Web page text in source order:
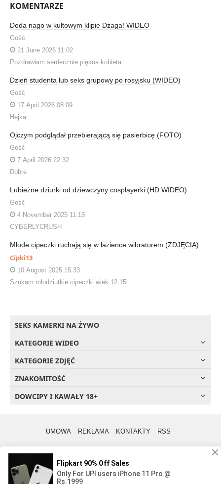
KOMENTARZE
Doda nago w kultowym klipie Dżaga! WIDEO
Gość
21 June 2026 11:02
Pozdrawiam serdecznie piękna kobieta
Dzień studenta lub seks grupowy po rosyjsku (WIDEO)
Gość
17 April 2026 08:09
Hejka
Ojczym podglądał przebierającą się pasierbicę (FOTO)
Gość
7 April 2026 22:32
Dobre
Lubieżne dziurki od dziewczyny cosplayerki (HD WIDEO)
Gość
4 November 2025 11:15
CYBERLYCRUSH
Młode cipeczki ruchają się w łazience wibratorem (ZDJĘCIA)
Cipki13
10 August 2025 15:33
Szukam młodziutkie cipeczki wiek 12 15.
SEKS KAMERKI NA ŻYWO
KATEGORIE WIDEO
KATEGORIE ZDJĘĆ
ZNAKOMITOŚĆ
DOWCIPY I KAWAŁY 18+
UMOWA REKLAMA KONTAKTY RSS
© Blog «Porno na Prykoły!» , treści dla dorosłych, 2011 - 2026